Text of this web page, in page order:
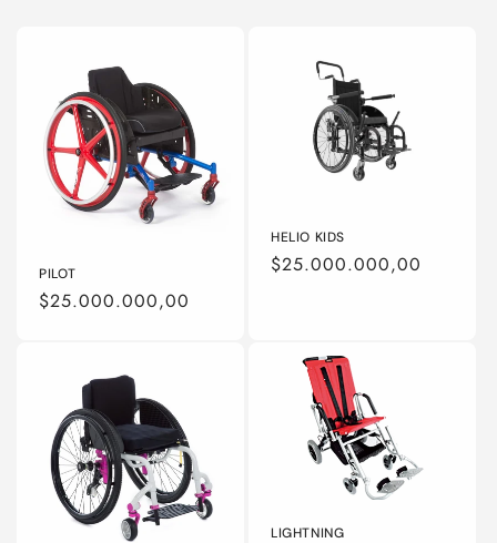
PILOT
Precio
$25.000.000,00
HELIO KIDS
Precio
$25.000.000,00
LIGHTNING